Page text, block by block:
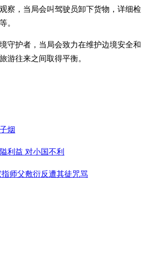
察，当局会叫驾驶员卸下货物，详细检
。
守护者，当局会致力在维护边境安全和
游往来之间取得平衡。
烟
利益 对小国不利
师父敷衍反遭其徒咒骂